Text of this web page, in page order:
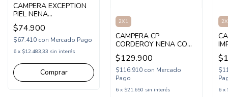
CAMPERA EXCEPTION
PIEL NENA
(EX26MAS10)
$74.900
$67.410 con Mercado Pago
6 x $12.483,33 sin interés
Comprar
2X1
CAMPERA CP
CORDEROY NENA CON
CORDERITO POR
DENTRO (CP265503)
$129.900
$116.910 con Mercado
Pago
6 x $21.650 sin interés 6 x